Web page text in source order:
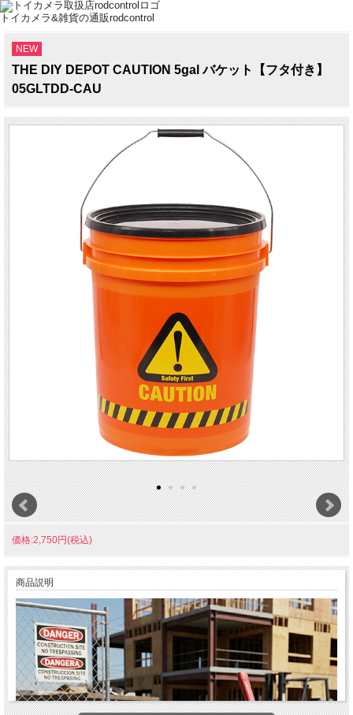
トイカメラ&雑貨の通販rodcontrol
NEW
THE DIY DEPOT CAUTION 5gal バケット【フタ付き】
05GLTDD-CAU
価格:2,750円(税込)
商品説明